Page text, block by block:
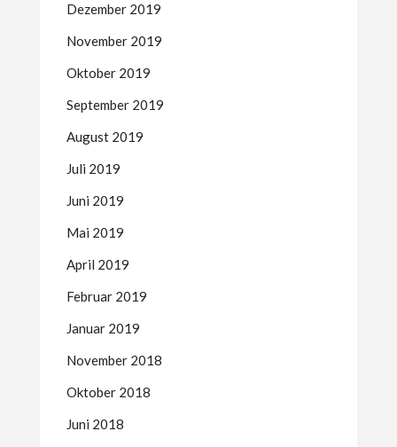
Dezember 2019
November 2019
Oktober 2019
September 2019
August 2019
Juli 2019
Juni 2019
Mai 2019
April 2019
Februar 2019
Januar 2019
November 2018
Oktober 2018
Juni 2018